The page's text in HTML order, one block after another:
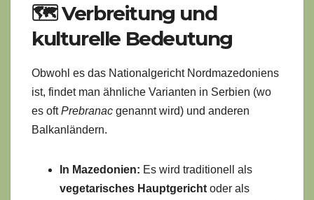
🗺️ Verbreitung und
kulturelle Bedeutung
Obwohl es das Nationalgericht Nordmazedoniens
ist, findet man ähnliche Varianten in Serbien (wo
es oftPrebranac genannt wird) und anderen
Balkanländern.
In Mazedonien: Es wird traditionell als
vegetarisches Hauptgericht oder als